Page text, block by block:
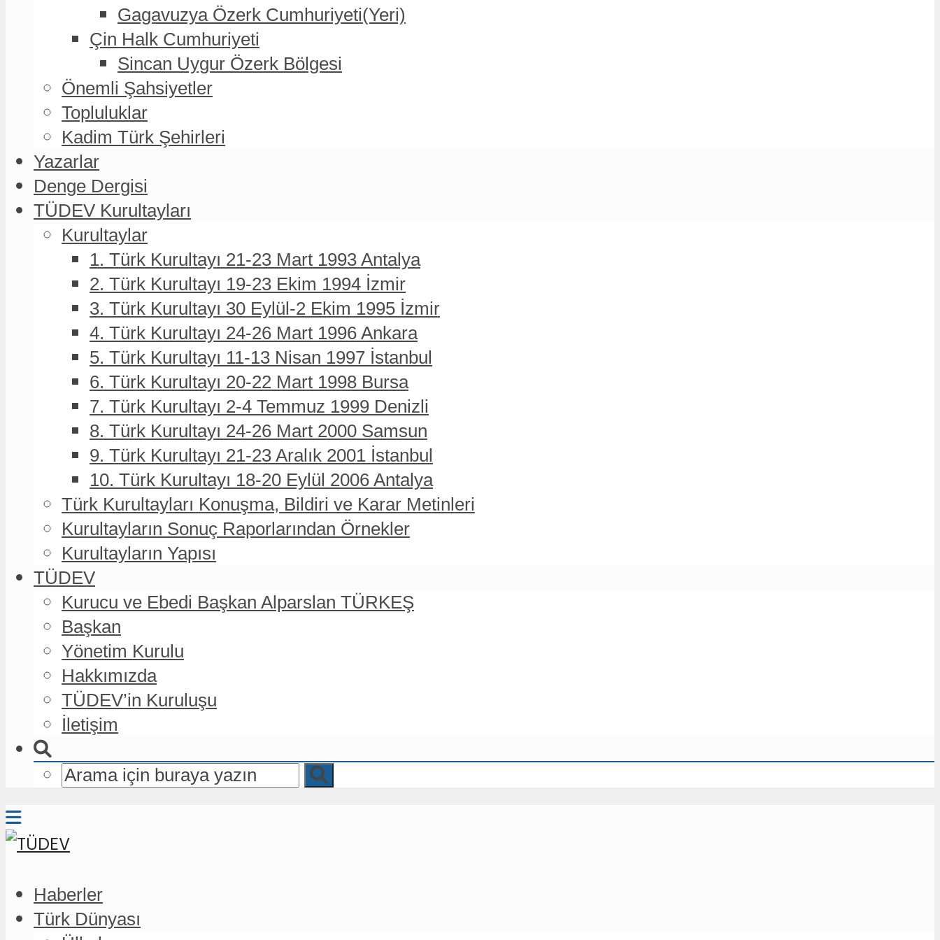
Gagavuzya Özerk Cumhuriyeti(Yeri)
Çin Halk Cumhuriyeti
Sincan Uygur Özerk Bölgesi
Önemli Şahsiyetler
Topluluklar
Kadim Türk Şehirleri
Yazarlar
Denge Dergisi
TÜDEV Kurultayları
Kurultaylar
1. Türk Kurultayı 21-23 Mart 1993 Antalya
2. Türk Kurultayı 19-23 Ekim 1994 İzmir
3. Türk Kurultayı 30 Eylül-2 Ekim 1995 İzmir
4. Türk Kurultayı 24-26 Mart 1996 Ankara
5. Türk Kurultayı 11-13 Nisan 1997 İstanbul
6. Türk Kurultayı 20-22 Mart 1998 Bursa
7. Türk Kurultayı 2-4 Temmuz 1999 Denizli
8. Türk Kurultayı 24-26 Mart 2000 Samsun
9. Türk Kurultayı 21-23 Aralık 2001 İstanbul
10. Türk Kurultayı 18-20 Eylül 2006 Antalya
Türk Kurultayları Konuşma, Bildiri ve Karar Metinleri
Kurultayların Sonuç Raporlarından Örnekler
Kurultayların Yapısı
TÜDEV
Kurucu ve Ebedi Başkan Alparslan TÜRKEŞ
Başkan
Yönetim Kurulu
Hakkımızda
TÜDEV’in Kuruluşu
İletişim
Haberler
Türk Dünyası